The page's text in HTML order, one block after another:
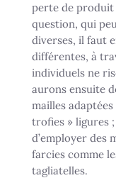
perte de produit
question, qui
diverses, il faut
différentes, à
individuels ne
aurons ensuite
mailles
trofies » ligures
d’employer des
farcies comme
tagliatelles.